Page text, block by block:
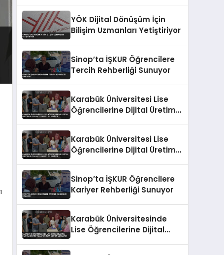
YÖK Dijital Dönüşüm İçin
Bilişim Uzmanları Yetiştiriyor
Sinop’ta İŞKUR Öğrencilere
Tercih Rehberliği Sunuyor
Karabük Üniversitesi Lise
Öğrencilerine Dijital Üretim
Karabük Üniversitesi Lise
Öğrencilerine Dijital Üretim
Sinop’ta İŞKUR Öğrencilere
Kariyer Rehberliği Sunuyor
Karabük Üniversitesinde
Lise Öğrencilerine Dijital